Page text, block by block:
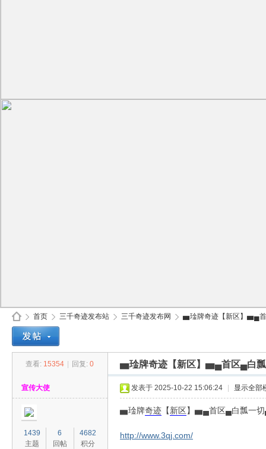
首页
›
三千奇迹发布站 三千奇迹发布网 ▅琻牌奇迹【新区】▅▄
查看: 15354 回复: 0 ▅琻牌奇迹【新区】▅▄首区▄白
宣传大使
1439
主题
6
回帖
4682
积分
发表于 2025-10-22 15:06:24 显示全部
▅琻牌奇迹 【新区】▅▄首区▄白瓢一
http://www.3qj.com/